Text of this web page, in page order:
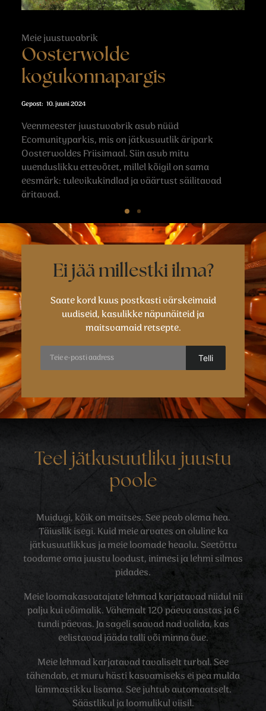
Meie juustuvabrik
Oosterwolde
kogukonnapargis
10. juuni 2024
Veenmeester juustuvabrik asub nüüd
Ecomunityparkis, mis on jätkusuutlik äripark
Oosterwoldes Friisimaal. Siin asub mitu
uuenduslikku ettevõtet, millel kõigil on sama
eesmärk: tulevikukindlad ja väärtust säilitavad
äritavad.
Ei jää millestki ilma?
Saate kord kuus postkasti värskeimaid
uudiseid, kasulikke näpunäiteid ja
maitsvamaid retsepte.
Teel jätkusuutliku juustu
poole
Muidugi, kõik on maitses. See peab olema hea.
Täiuslik isegi. Kuid meie arvates on oluline ka
jätkusuutlikkus ja meie loomade heaolu. Seetõttu
toodame oma juustu loodust, inimesi ja lehmi silmas
pidades.
Meie loomakasvatajate lehmad karjatavad niidul nii
palju kui võimalik. Vähemalt 120 päeva aastas ja 6
tundi päevas. Ja sageli saavad nad valida, kas
eelistavad jääda talli või minna õue.
Meie lehmad karjatavad tavaliselt turbal. See
tähendab, et muru hästi kasvamiseks ei pea mulda
lämmastikku lisama. See juhtub automaatselt.
Säästlikul ja loomulikul viisil.